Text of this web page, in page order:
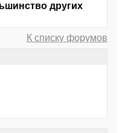
других
К списку форумов